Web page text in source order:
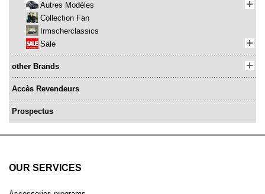
Autres Modèles
Collection Fan
Irmscherclassics
Sale
other Brands
Accès Revendeurs
Prospectus
OUR SERVICES